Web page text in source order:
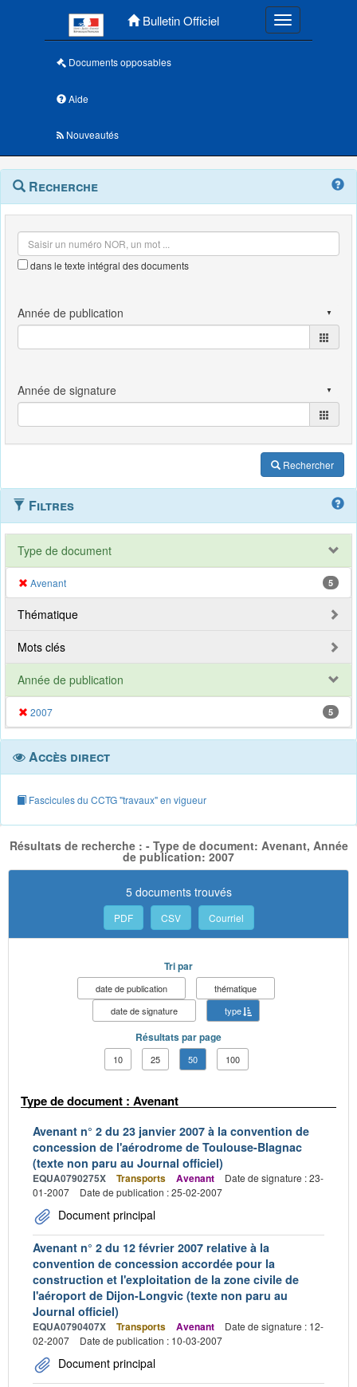
Bulletin Officiel Toggle
Documents opposables
Aide
Nouveautés
Navigation
outils
Menu
contextuel
Recherche
dans le texte intégral des documents
Rechercher
Filtres
Type de document
Avenant 5
Thématique
Mots clés
Année de publication
2007 5
Accès direct
Fascicules du CCTG "travaux" en vigueur
Résultats de recherche : - Type de document: Avenant, Année
de publication: 2007
5 documents trouvés
PDF CSV Courriel
Tri par
date de publication
thématique
date de signature
type
Résultats par page
10 25 50 100
Type de document : Avenant
Avenant n° 2 du 23 janvier 2007 à la convention de
concession de l'aérodrome de Toulouse-Blagnac
(texte non paru au Journal officiel)
EQUA0790275X Transports Avenant
Date de signature : 23-
01-2007
Date de publication : 25-02-2007
Document principal
Avenant n° 2 du 12 février 2007 relative à la
convention de concession accordée pour la
construction et l'exploitation de la zone civile de
l'aéroport de Dijon-Longvic (texte non paru au
Journal officiel)
EQUA0790407X Transports Avenant
Date de signature : 12-
02-2007
Date de publication : 10-03-2007
Document principal